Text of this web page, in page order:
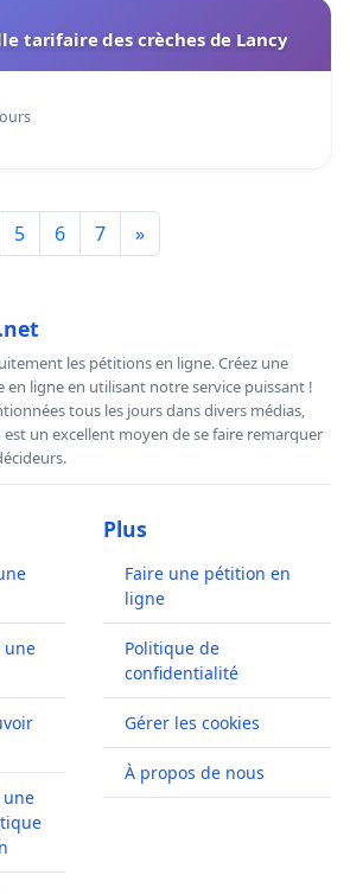
tarifaire des crèches de Lancy
5 6 7 »
les pétitions en ligne. Créez une
ligne en utilisant notre service puissant !
tous les jours dans divers médias,
un excellent moyen de se faire remarquer
une
une
Plus
Faire une pétition en
ligne
Politique de
confidentialité
Gérer les cookies
À propos de nous